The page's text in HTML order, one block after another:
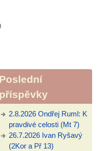
Poslední
příspěvky
2.8.2026 Ondřej Ruml: K
pravdivé celosti (Mt 7)
26.7.2026 Ivan Ryšavý
(2Kor a Př 13)